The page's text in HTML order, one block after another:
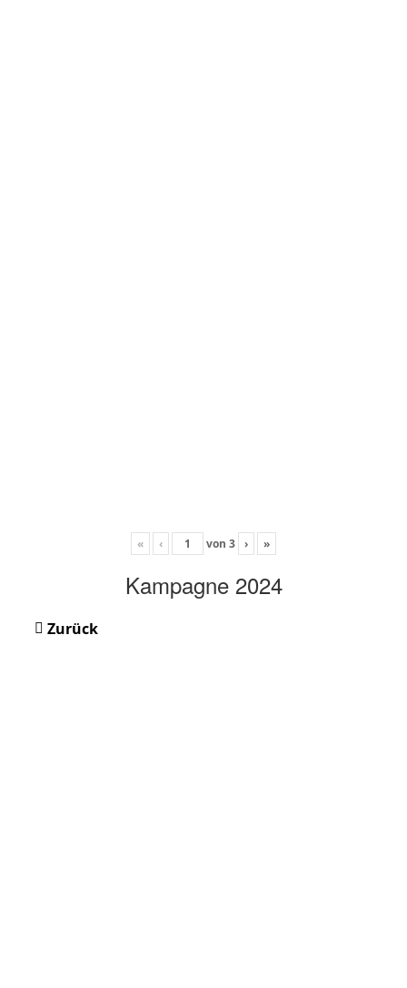
« ‹ von 3 › »
Kampagne 2024
Zurück